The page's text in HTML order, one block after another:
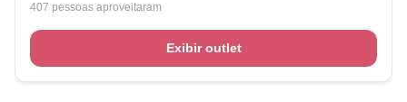
407 pessoas aproveitaram
Exibir outlet